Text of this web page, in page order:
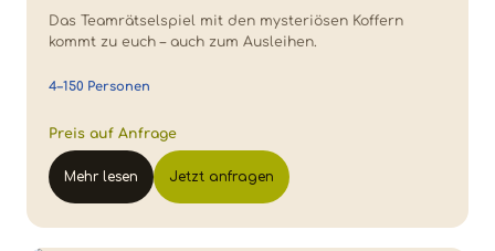
Das Teamrätselspiel mit den mysteriösen Koffern
kommt zu euch – auch zum Ausleihen.
4–150 Personen
Preis auf Anfrage
Mehr lesen Jetzt anfragen